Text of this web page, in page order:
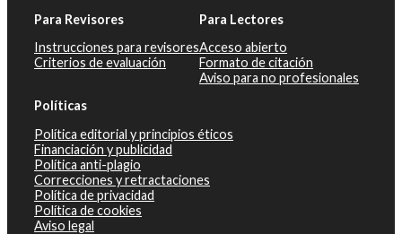
Para Revisores
Instrucciones para revisores
Criterios de evaluación
Para Lectores
Acceso abierto
Formato de citación
Aviso para no profesionales
Políticas
Política editorial y principios éticos
Financiación y publicidad
Política anti-plagio
Correcciones y retractaciones
Política de privacidad
Política de cookies
Aviso legal